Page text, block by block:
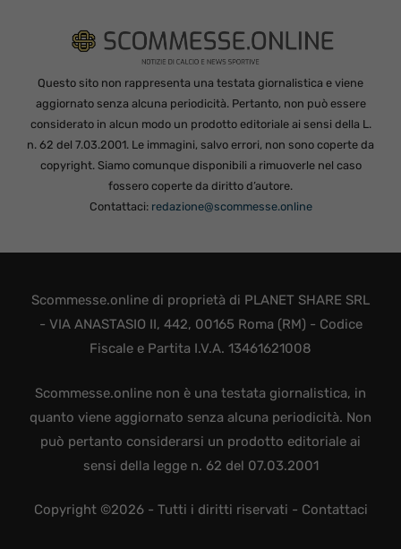
Questo sito non rappresenta una testata giornalistica e viene
aggiornato senza alcuna periodicità. Pertanto, non può essere
considerato in alcun modo un prodotto editoriale ai sensi della L.
n. 62 del 7.03.2001. Le immagini, salvo errori, non sono coperte da
copyright. Siamo comunque disponibili a rimuoverle nel caso
fossero coperte da diritto d’autore.
Contattaci: redazione@scommesse.online
Scommesse.online di proprietà di PLANET SHARE SRL
- VIA ANASTASIO II, 442, 00165 Roma (RM) - Codice
Fiscale e Partita I.V.A. 13461621008
Scommesse.online non è una testata giornalistica, in
quanto viene aggiornato senza alcuna periodicità. Non
può pertanto considerarsi un prodotto editoriale ai
sensi della legge n. 62 del 07.03.2001
Copyright ©2026 - Tutti i diritti riservati - Contattaci